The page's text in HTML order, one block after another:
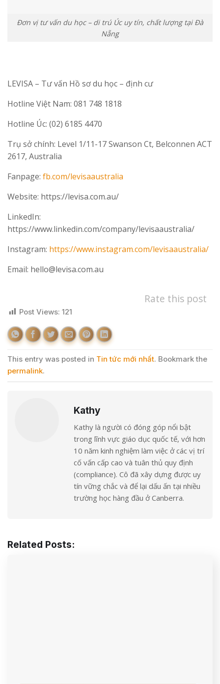
Đơn vị tư vấn du học – di trú Úc uy tín, chất lượng tại Đà
Nẵng
LEVISA – Tư vấn Hồ sơ du học – định cư
Hotline Việt Nam: 081 748 1818
Hotline Úc: (02) 6185 4470
Trụ sở chính: Level 1/11-17 Swanson Ct, Belconnen ACT
2617, Australia
Fanpage: fb.com/levisaaustralia
Website: https://levisa.com.au/
LinkedIn:
https://www.linkedin.com/company/levisaaustralia/
Instagram: https://www.instagram.com/levisaaustralia/
Email: hello@levisa.com.au
Rate this post
Post Views: 121
This entry was posted in Tin tức mới nhất. Bookmark the
permalink.
Kathy
Kathy là người có đóng góp nổi bật
trong lĩnh vực giáo dục quốc tế, với hơn
10 năm kinh nghiệm làm việc ở các vị trí
cố vấn cấp cao và tuân thủ quy định
(compliance). Cô đã xây dựng được uy
tín vững chắc và để lại dấu ấn tại nhiều
trường học hàng đầu ở Canberra.
Related Posts: